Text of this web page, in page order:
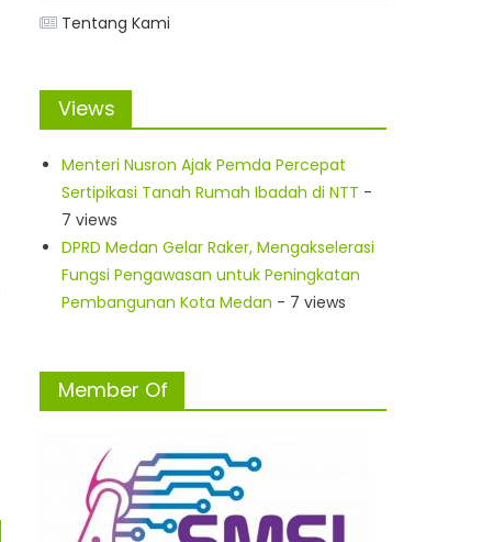
Tentang Kami
Views
Menteri Nusron Ajak Pemda Percepat
Sertipikasi Tanah Rumah Ibadah di NTT -
7 views
DPRD Medan Gelar Raker, Mengakselerasi
Fungsi Pengawasan untuk Peningkatan
Pembangunan Kota Medan - 7 views
Member Of